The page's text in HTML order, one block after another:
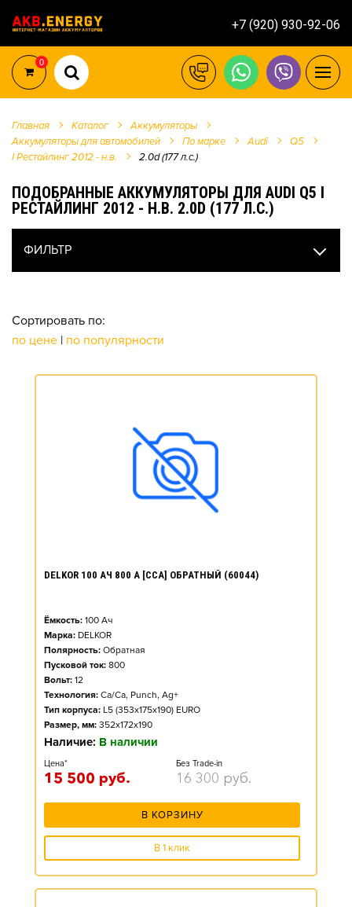
+7 (920) 930-92-06
0
Главная Каталог
Аккумуляторы
Аккумуляторы для автомобилей
По марке Audi
Q5
I Рестайлинг 2012 - н.в.
2.0d (177 л.с.)
ПОДОБРАННЫЕ АККУМУЛЯТОРЫ ДЛЯ AUDI Q5 I
РЕСТАЙЛИНГ 2012 - Н.В. 2.0D (177 Л.С.)
ФИЛЬТР
Сортировать по:
по цене | по популярности
DELKOR 100 АЧ 800 А [CCA] ОБРАТНЫЙ (60044)
Ёмкость: 100 Ач
Марка: DELKOR
Полярность: Обратная
Пусковой ток: 800
Вольт: 12
Технология: Ca/Ca, Punch, Ag+
Тип корпуса: L5 (353x175x190) EURO
Размер, мм: 352x172x190
Наличие: В наличии
Цена*
15 500 руб.
Без Trade-in
16 300 руб.
В КОРЗИНУ
В 1 клик